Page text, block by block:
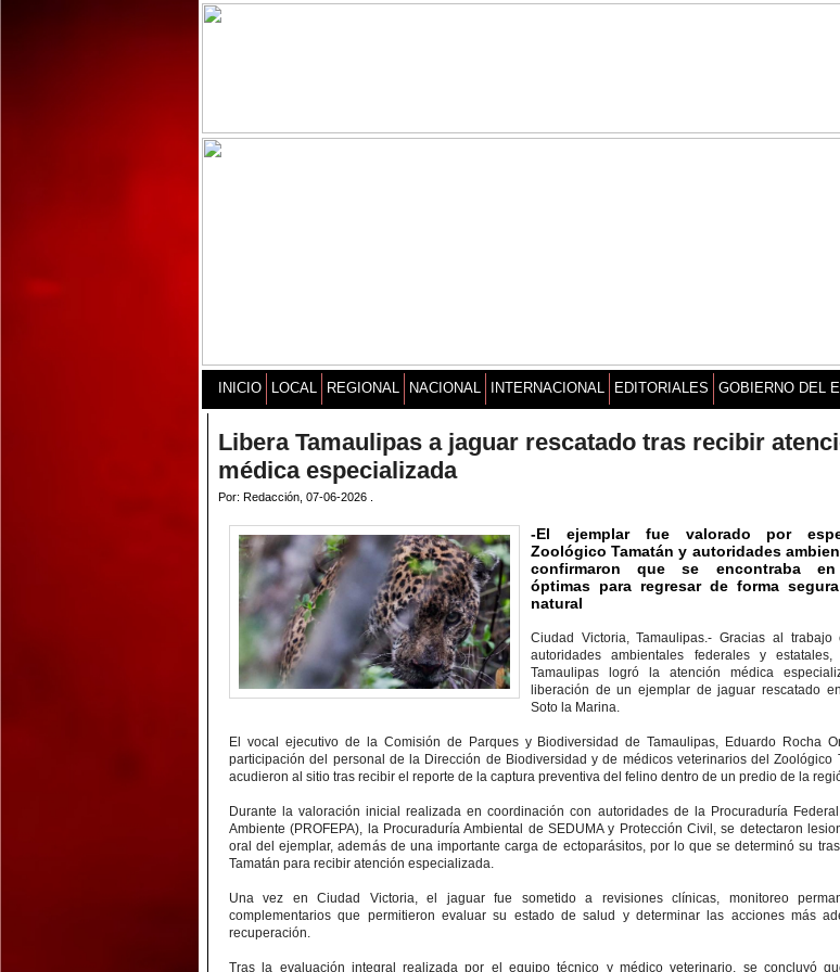
INICIO LOCAL REGIONAL NACIONAL INTERNACIONAL EDITORIALES GOBIERNO DEL
Libera Tamaulipas a jaguar rescatado tras recibir
médica especializada
Por: Redacción, 07-06-2026 .
-El ejemplar fue valorado por
Zoológico Tamatán y autoridades
confirmaron que se encontraba en
óptimas para regresar de forma
natural
Ciudad Victoria, Tamaulipas.- Gracias al trabajo
autoridades ambientales federales y
Tamaulipas logró la atención médica
liberación de un ejemplar de jaguar rescatado
Soto la Marina.
El vocal ejecutivo de la Comisión de Parques y Biodiversidad de Tamaulipas, Eduardo Rocha
participación del personal de la Dirección de Biodiversidad y de médicos veterinarios del Zoológico
acudieron al sitio tras recibir el reporte de la captura preventiva del felino dentro de un predio de la
Durante la valoración inicial realizada en coordinación con autoridades de la Procuraduría
Ambiente (PROFEPA), la Procuraduría Ambiental de SEDUMA y Protección Civil, se detectaron
oral del ejemplar, además de una importante carga de ectoparásitos, por lo que se determinó su
Tamatán para recibir atención especializada.
Una vez en Ciudad Victoria, el jaguar fue sometido a revisiones clínicas, monitoreo
complementarios que permitieron evaluar su estado de salud y determinar las acciones más
recuperación.
Tras la evaluación integral realizada por el equipo técnico y médico veterinario, se concluyó